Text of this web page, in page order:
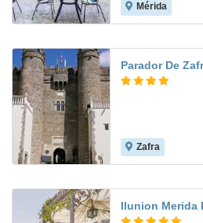
Mérida
Parador De
Zafra
Ilunion Merida